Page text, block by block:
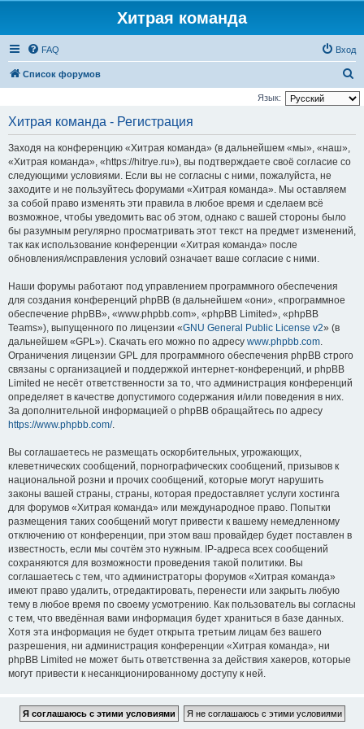
Хитрая команда
FAQ Вход
Список форумов
о
Язык:
Хитрая команда - Регистрация
Заходя на конференцию «Хитрая команда» (в дальнейшем «мы», «наш»,
«Хитрая команда», «https://hitrye.ru»), вы подтверждаете своё согласие со
следующими условиями. Если вы не согласны с ними, пожалуйста, не
заходите и не пользуйтесь форумами «Хитрая команда». Мы оставляем
за собой право изменять эти правила в любое время и сделаем всё
возможное, чтобы уведомить вас об этом, однако с вашей стороны было
бы разумным регулярно просматривать этот текст на предмет изменений,
так как использование конференции «Хитрая команда» после
обновления/исправления условий означает ваше согласие с ними.
Наши форумы работают под управлением программного обеспечения
для создания конференций phpBB (в дальнейшем «они», «программное
обеспечение phpBB», «www.phpbb.com», «phpBB Limited», «phpBB
Teams»), выпущенного по лицензии «GNU General Public License v2» (в
дальнейшем «GPL»). Скачать его можно по адресу www.phpbb.com.
Ограничения лицензии GPL для программного обеспечения phpBB строго
связаны с организацией и поддержкой интернет-конференций, и phpBB
Limited не несёт ответственности за то, что администрация конференций
определяет в качестве допустимого содержания и/или поведения в них.
За дополнительной информацией о phpBB обращайтесь по адресу
https://www.phpbb.com/.
Вы соглашаетесь не размещать оскорбительных, угрожающих,
клеветнических сообщений, порнографических сообщений, призывов к
национальной розни и прочих сообщений, которые могут нарушить
законы вашей страны, страны, которая предоставляет услуги хостинга
для форумов «Хитрая команда» или международное право. Попытки
размещения таких сообщений могут привести к вашему немедленному
отключению от конференции, при этом ваш провайдер будет поставлен в
известность, если мы сочтём это нужным. IP-адреса всех сообщений
сохраняются для возможности проведения такой политики. Вы
соглашаетесь с тем, что администраторы форумов «Хитрая команда»
имеют право удалить, отредактировать, перенести или закрыть любую
тему в любое время по своему усмотрению. Как пользователь вы согласны
с тем, что введённая вами информация будет храниться в базе данных.
Хотя эта информация не будет открыта третьим лицам без вашего
разрешения, ни администрация конференции «Хитрая команда», ни
phpBB Limited не может быть ответственна за действия хакеров, которые
могут привести к несанкционированному доступу к ней.